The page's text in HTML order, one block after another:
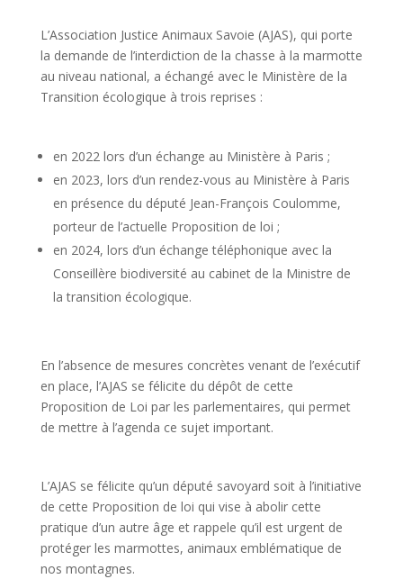
L’Association Justice Animaux Savoie (AJAS), qui porte
la demande de l’interdiction de la chasse à la marmotte
au niveau national, a échangé avec le Ministère de la
Transition écologique à trois reprises :
en 2022 lors d’un échange au Ministère à Paris ;
en 2023, lors d’un rendez-vous au Ministère à Paris
en présence du député Jean-François Coulomme,
porteur de l’actuelle Proposition de loi ;
en 2024, lors d’un échange téléphonique avec la
Conseillère biodiversité au cabinet de la Ministre de
la transition écologique.
En l’absence de mesures concrètes venant de l’exécutif
en place, l’AJAS se félicite du dépôt de cette
Proposition de Loi par les parlementaires, qui permet
de mettre à l’agenda ce sujet important.
L’AJAS se félicite qu’un député savoyard soit à l’initiative
de cette Proposition de loi qui vise à abolir cette
pratique d’un autre âge et rappele qu’il est urgent de
protéger les marmottes, animaux emblématique de
nos montagnes.